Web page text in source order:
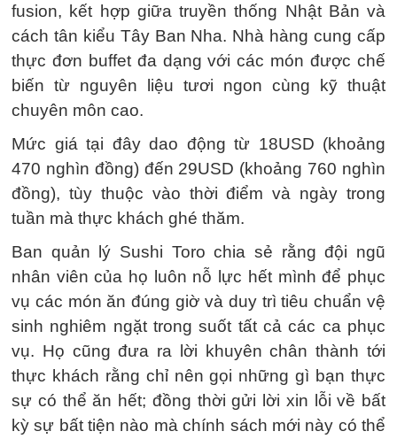
fusion, kết hợp giữa truyền thống Nhật Bản và
cách tân kiểu Tây Ban Nha. Nhà hàng cung cấp
thực đơn buffet đa dạng với các món được chế
biến từ nguyên liệu tươi ngon cùng kỹ thuật
chuyên môn cao.
Mức giá tại đây dao động từ 18USD (khoảng
470 nghìn đồng) đến 29USD (khoảng 760 nghìn
đồng), tùy thuộc vào thời điểm và ngày trong
tuần mà thực khách ghé thăm.
Ban quản lý Sushi Toro chia sẻ rằng đội ngũ
nhân viên của họ luôn nỗ lực hết mình để phục
vụ các món ăn đúng giờ và duy trì tiêu chuẩn vệ
sinh nghiêm ngặt trong suốt tất cả các ca phục
vụ. Họ cũng đưa ra lời khuyên chân thành tới
thực khách rằng chỉ nên gọi những gì bạn thực
sự có thể ăn hết; đồng thời gửi lời xin lỗi về bất
kỳ sự bất tiện nào mà chính sách mới này có thể